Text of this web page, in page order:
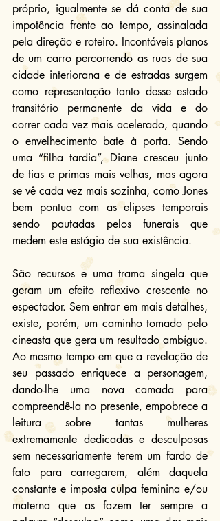
próprio, igualmente se dá conta de sua
impotência frente ao tempo, assinalada
pela direção e roteiro. Incontáveis planos
de um carro percorrendo as ruas de sua
cidade interiorana e de estradas surgem
como representação tanto desse estado
transitório permanente da vida e do
correr cada vez mais acelerado, quando
o envelhecimento bate à porta. Sendo
uma “filha tardia”, Diane cresceu junto
de tias e primas mais velhas, mas agora
se vê cada vez mais sozinha, como Jones
bem pontua com as elipses temporais
sendo pautadas pelos funerais que
medem este estágio de sua existência.
São recursos e uma trama singela que
geram um efeito reflexivo crescente no
espectador. Sem entrar em mais detalhes,
existe, porém, um caminho tomado pelo
cineasta que gera um resultado ambíguo.
Ao mesmo tempo em que a revelação de
seu passado enriquece a personagem,
dando-lhe uma nova camada para
compreendê-la no presente, empobrece a
leitura sobre tantas mulheres
extremamente dedicadas e desculposas
sem necessariamente terem um fardo de
fato para carregarem, além daquela
constante e imposta culpa feminina e/ou
materna que as fazem ter sempre a